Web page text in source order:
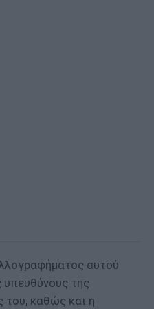
αυτού
υπευθύνους της
του, καθώς και η